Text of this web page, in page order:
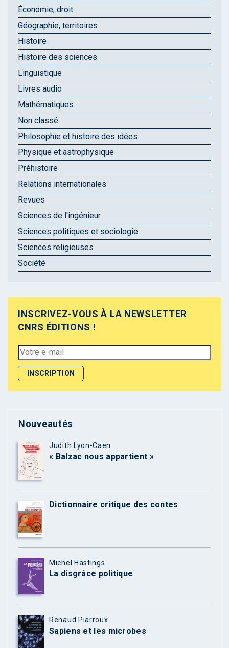
Économie, droit
Géographie, territoires
Histoire
Histoire des sciences
Linguistique
Livres audio
Mathématiques
Non classé
Philosophie et histoire des idées
Physique et astrophysique
Préhistoire
Relations internationales
Revues
Sciences de l'ingénieur
Sciences politiques et sociologie
Sciences religieuses
Société
INSCRIVEZ-VOUS À LA NEWSLETTER
CNRS ÉDITIONS !
Nouveautés
Judith Lyon-Caen
« Balzac nous appartient »
Dictionnaire critique des contes
Michel Hastings
La disgrâce politique
Renaud Piarroux
Sapiens et les microbes